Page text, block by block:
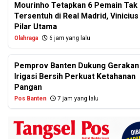
Mourinho Tetapkan 6 Pemain Tak
Tersentuh di Real Madrid,
Pilar Utama
Olahraga 6 jam yang lalu
Pemprov Banten Dukung Gerakan
Irigasi Bersih Perkuat Ketahanan
Pangan
Pos Banten 7 jam yang lalu